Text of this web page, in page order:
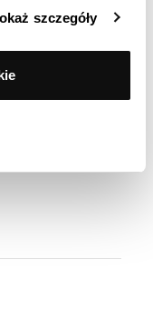
szczegóły